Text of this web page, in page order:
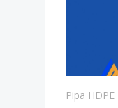
Pipa HDPE